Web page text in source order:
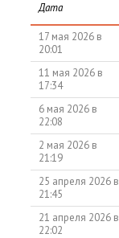
Дата
17 мая 2026 в
20:01
11 мая 2026 в
17:34
6 мая 2026 в
22:08
2 мая 2026 в
21:19
25 апреля 2026 в
21:45
21 апреля 2026 в
22:02